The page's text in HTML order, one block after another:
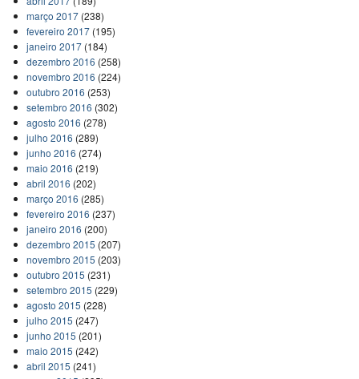
março 2017(238)
fevereiro 2017(195)
janeiro 2017(184)
dezembro 2016 (258)
novembro 2016 (224)
outubro 2016 (253)
setembro 2016 (302)
agosto 2016 (278)
julho 2016 (289)
junho 2016 (274)
maio 2016 (219)
abril 2016 (202)
março 2016 (285)
fevereiro 2016 (237)
janeiro 2016 (200)
dezembro 2015 (207)
novembro 2015 (203)
outubro 2015 (231)
setembro 2015 (229)
agosto 2015 (228)
julho 2015 (247)
junho 2015 (201)
maio 2015 (242)
abril 2015 (241)